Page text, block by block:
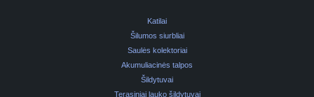
Katilai
Šilumos siurbliai
Saulės kolektoriai
Akumuliacinės talpos
Šildytuvai
Terasiniai lauko šildytuvai